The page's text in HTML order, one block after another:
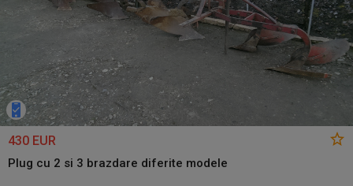
430 EUR
Plug cu 2 si 3 brazdare diferite modele